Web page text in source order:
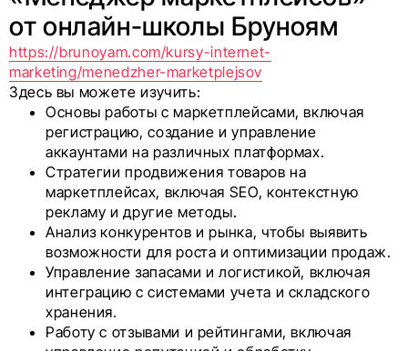
от онлайн-школы Бруноям
https://brunoyam.com/kursy-internet-
marketing/menedzher-marketplejsov
Здесь вы можете изучить:
Основы работы с маркетплейсами, включая
регистрацию, создание и управление
аккаунтами на различных платформах.
Стратегии продвижения товаров на
маркетплейсах, включая SEO, контекстную
рекламу и другие методы.
Анализ конкурентов и рынка, чтобы выявить
возможности для роста и оптимизации продаж.
Управление запасами и логистикой, включая
интеграцию с системами учета и складского
хранения.
Работу с отзывами и рейтингами, включая